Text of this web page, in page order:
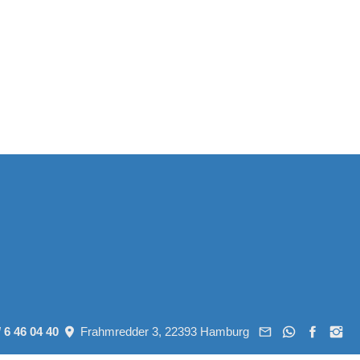
46 04 40 Frahmredder 3, 22393 Hamburg